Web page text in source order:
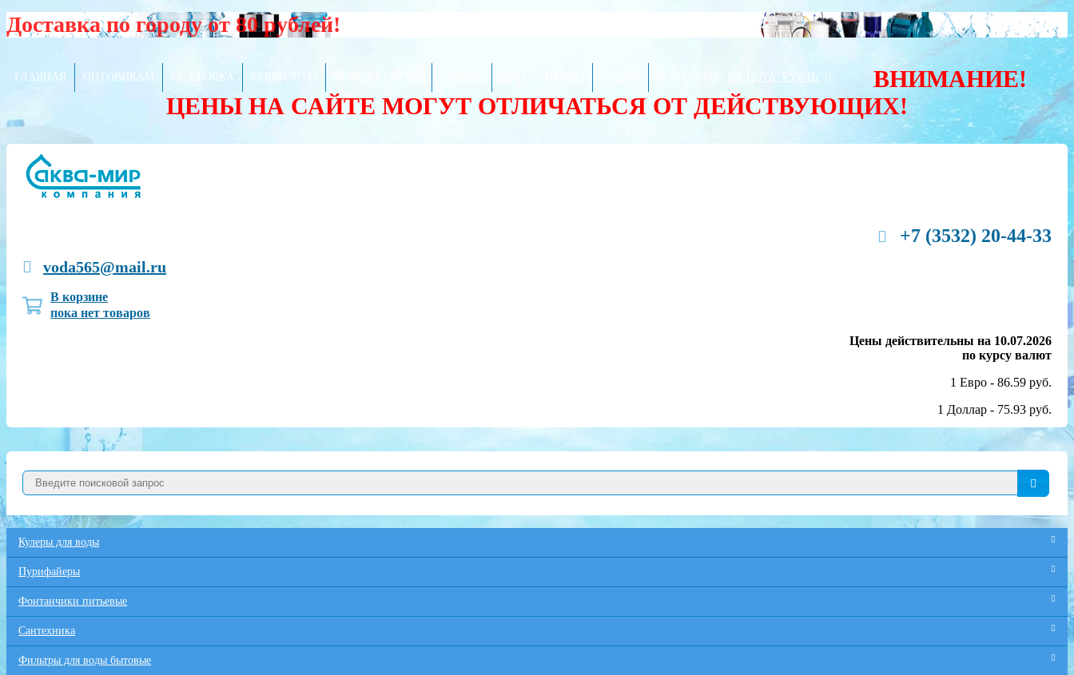
Доставка по городу от 80 рублей!
ГЛАВНАЯ ОПТОВИКАМ РАССРОЧКА РЕКВИЗИТЫ ВАЛЮТА: РУБЛЬ
ВНИМАНИЕ!
ЦЕНЫ НА САЙТЕ МОГУТ ОТЛИЧАТЬСЯ ОТ ДЕЙСТВУЮЩИХ!
+7 (3532) 20-44-33
voda565@mail.ru
В корзине
пока нет товаров
Цены действительны на 10.07.2026
по курсу валют
1 Евро - 86.59 руб.
1 Доллар - 75.93 руб.
Кулеры для воды
Пурифайеры
Фонтанчики питьевые
Сантехника
Фильтры для воды бытовые